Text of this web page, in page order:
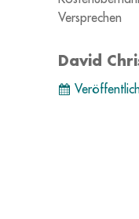
Versprechen
David